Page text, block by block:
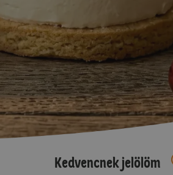
Kedvencnek jelölöm